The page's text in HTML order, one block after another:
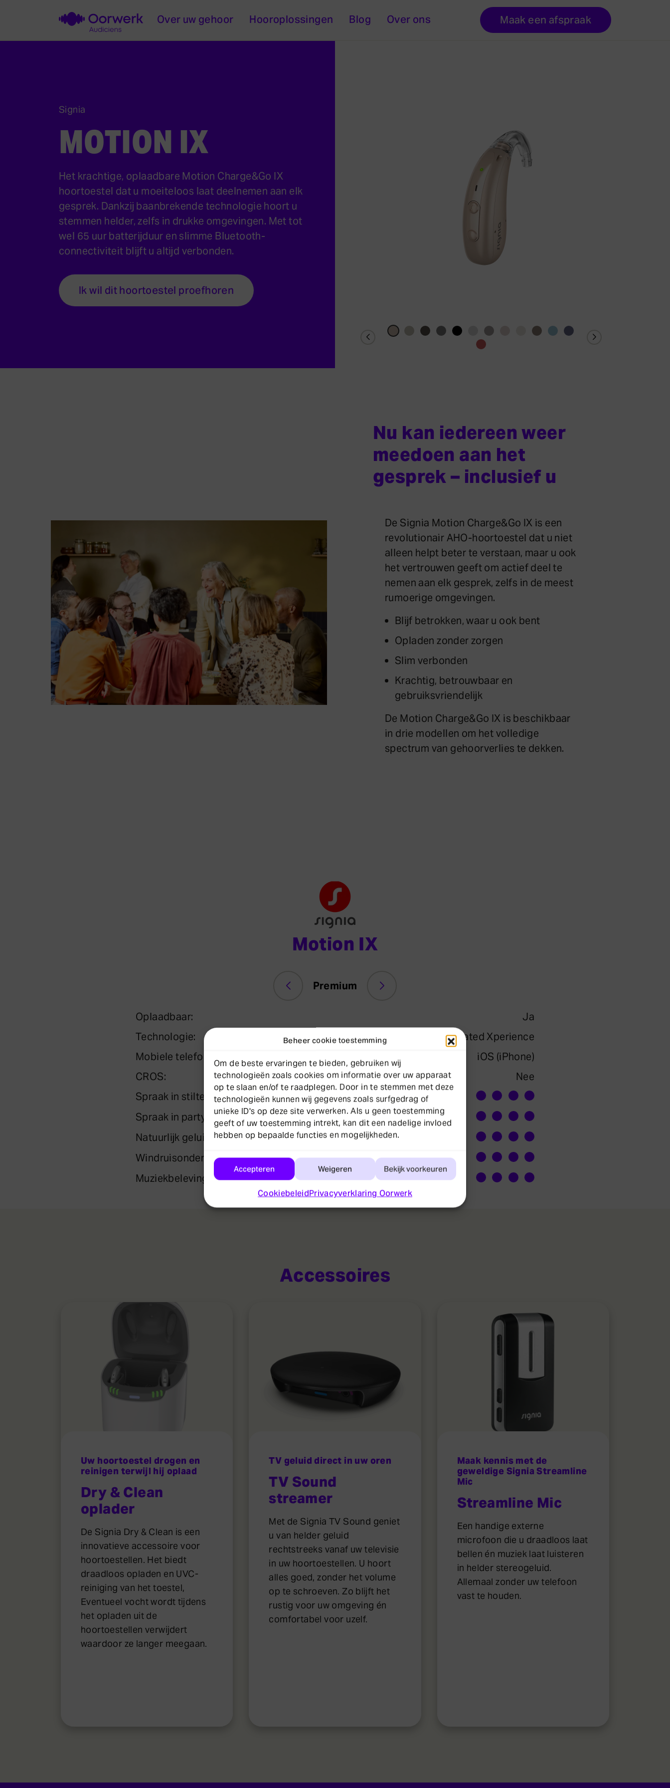
Beheer cookie toestemming
Om de beste ervaringen te bieden, gebruiken wij
technologieën zoals cookies om informatie over uw apparaat
op te slaan en/of te raadplegen. Door in te stemmen met deze
technologieën kunnen wij gegevens zoals surfgedrag of
unieke ID's op deze site verwerken. Als u geen toestemming
geeft of uw toestemming intrekt, kan dit een nadelige invloed
hebben op bepaalde functies en mogelijkheden.
Accepteren Weigeren Bekijk voorkeuren
CookiebeleidPrivacyverklaring Oorwerk
Over uw gehoor Hooroplossingen Blog Over ons Maak een afspraak
Signia
MOTION IX
Het krachtige, oplaadbare Motion Charge&Go IX
hoortoestel dat u moeiteloos laat deelnemen aan elk
gesprek. Dankzij baanbrekende technologie hoort u
stemmen helder, zelfs in drukke omgevingen. Met tot
wel 65 uur batterijduur en slimme Bluetooth-
connectiviteit blijft u altijd verbonden.
Ik wil dit hoortoestel proefhoren
Nu kan iedereen weer
meedoen aan het
gesprek – inclusief u
De Signia Motion Charge&Go IX is een
revolutionair AHO-hoortoestel dat u niet
alleen helpt beter te verstaan, maar u ook
het vertrouwen geeft om actief deel te
nemen aan elk gesprek, zelfs in de meest
rumoerige omgevingen.
Blijf betrokken, waar u ook bent
Opladen zonder zorgen
Slim verbonden
Krachtig, betrouwbaar en
gebruiksvriendelijk
De Motion Charge&Go IX is beschikbaar
in drie modellen om het volledige
spectrum van gehoorverlies te dekken.
Motion IX
Premium
Oplaadbaar
Ja
Technologie
Integrated Xperience
Mobiele telefoon
iOS (iPhone)
CROS
Nee
Spraak in stilte
Spraak in party
Natuurlijk geluid
Windruisonderdrukking
Muziekbeleving
Accessoires
Uw hoortoestel drogen en
reinigen terwijl hij oplaad
Dry & Clean
oplader
De Signia Dry & Clean is een
innovatieve accessoire voor
hoortoestellen. Het biedt
draadloos opladen en UVC-
reiniging van het toestel,
Eventueel vocht wordt tijdens
het opladen uit de
hoortoestellen verwijdert
waardoor ze langer meegaan.
TV geluid direct in uw oren
TV Sound
streamer
Met de Signia TV Sound geniet
u van helder geluid
rechtstreeks vanaf uw televisie
in uw hoortoestellen. U hoort
alles goed, zonder het volume
op te schroeven. Zo blijft het
rustig voor uw omgeving én
comfortabel voor uzelf.
Maak kennis met de
geweldige Signia Streamline
Mic
Streamline Mic
Een handige externe
microfoon die u draadloos laat
bellen én muziek laat luisteren
in helder stereogeluid.
Allemaal zonder uw telefoon
vast te houden.